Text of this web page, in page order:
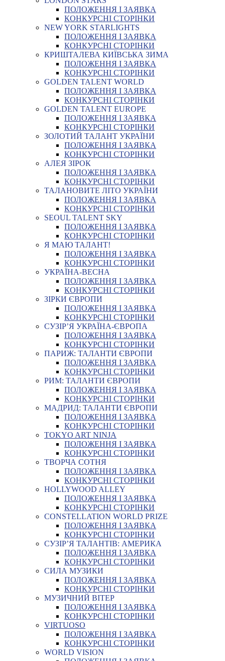
ПОЛОЖЕННЯ І ЗАЯВКА
КОНКУРСНІ СТОРІНКИ
NEW YORK STARLIGHTS
ПОЛОЖЕННЯ І ЗАЯВКА
КОНКУРСНІ СТОРІНКИ
КРИШТАЛЕВА КИЇВСЬКА ЗИМА
ПОЛОЖЕННЯ І ЗАЯВКА
КОНКУРСНІ СТОРІНКИ
GOLDEN TALENT WORLD
ПОЛОЖЕННЯ І ЗАЯВКА
КОНКУРСНІ СТОРІНКИ
GOLDEN TALENT EUROPE
ПОЛОЖЕННЯ І ЗАЯВКА
КОНКУРСНІ СТОРІНКИ
ЗОЛОТИЙ ТАЛАНТ УКРАЇНИ
ПОЛОЖЕННЯ І ЗАЯВКА
КОНКУРСНІ СТОРІНКИ
АЛЕЯ ЗІРОК
ПОЛОЖЕННЯ І ЗАЯВКА
КОНКУРСНІ СТОРІНКИ
ТАЛАНОВИТЕ ЛІТО УКРАЇНИ
ПОЛОЖЕННЯ І ЗАЯВКА
КОНКУРСНІ СТОРІНКИ
SEOUL TALENT SKY
ПОЛОЖЕННЯ І ЗАЯВКА
КОНКУРСНІ СТОРІНКИ
Я МАЮ ТАЛАНТ!
ПОЛОЖЕННЯ І ЗАЯВКА
КОНКУРСНІ СТОРІНКИ
УКРАЇНА-ВЕСНА
ПОЛОЖЕННЯ І ЗАЯВКА
КОНКУРСНІ СТОРІНКИ
ЗІРКИ ЄВРОПИ
ПОЛОЖЕННЯ І ЗАЯВКА
КОНКУРСНІ СТОРІНКИ
СУЗІР’Я УКРАЇНА-ЄВРОПА
ПОЛОЖЕННЯ І ЗАЯВКА
КОНКУРСНІ СТОРІНКИ
ПАРИЖ: ТАЛАНТИ ЄВРОПИ
ПОЛОЖЕННЯ І ЗАЯВКА
КОНКУРСНІ СТОРІНКИ
РИМ: ТАЛАНТИ ЄВРОПИ
ПОЛОЖЕННЯ І ЗАЯВКА
КОНКУРСНІ СТОРІНКИ
МАДРИД: ТАЛАНТИ ЄВРОПИ
ПОЛОЖЕННЯ І ЗАЯВКА
КОНКУРСНІ СТОРІНКИ
TOKYO ART NINJA
ПОЛОЖЕННЯ І ЗАЯВКА
КОНКУРСНІ СТОРІНКИ
ТВОРЧА СОТНЯ
ПОЛОЖЕННЯ І ЗАЯВКА
КОНКУРСНІ СТОРІНКИ
HOLLYWOOD ALLEY
ПОЛОЖЕННЯ І ЗАЯВКА
КОНКУРСНІ СТОРІНКИ
CONSTELLATION WORLD PRIZE
ПОЛОЖЕННЯ І ЗАЯВКА
КОНКУРСНІ СТОРІНКИ
СУЗІР’Я ТАЛАНТІВ: АМЕРИКА
ПОЛОЖЕННЯ І ЗАЯВКА
КОНКУРСНІ СТОРІНКИ
СИЛА МУЗИКИ
ПОЛОЖЕННЯ І ЗАЯВКА
КОНКУРСНІ СТОРІНКИ
МУЗИЧНИЙ ВІТЕР
ПОЛОЖЕННЯ І ЗАЯВКА
КОНКУРСНІ СТОРІНКИ
VIRTUOSO
ПОЛОЖЕННЯ І ЗАЯВКА
КОНКУРСНІ СТОРІНКИ
WORLD VISION